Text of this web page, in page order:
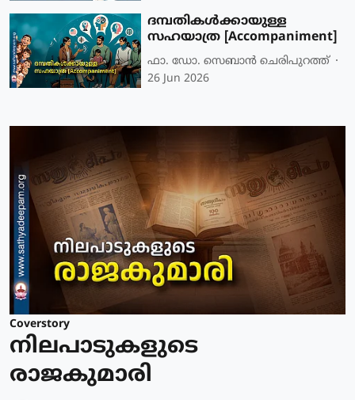
ദമ്പതികൾക്കായുള്ള
സഹയാത്ര [Accompaniment]
ഫാ. ഡോ. സെബാൻ ചെരിപുറത്ത്
26 Jun 2026
Coverstory
നിലപാടുകളുടെ
രാജകുമാരി